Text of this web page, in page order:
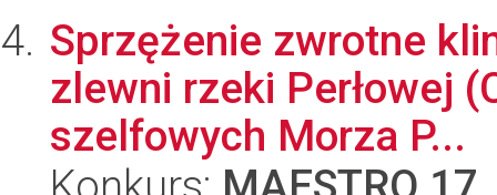
Sprzężenie zwrotne
zlewni rzeki Perłowej
szelfowych Morza P...